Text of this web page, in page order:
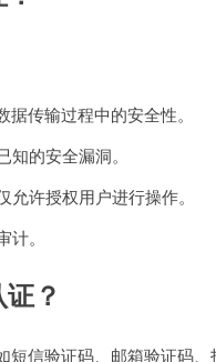
据传输过程中的安全性。
知的安全漏洞。
允许授权用户进行操作。
计。
？
短信验证码、邮箱验证码